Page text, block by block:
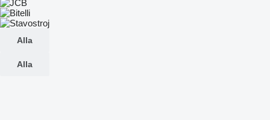
Alla
Alla